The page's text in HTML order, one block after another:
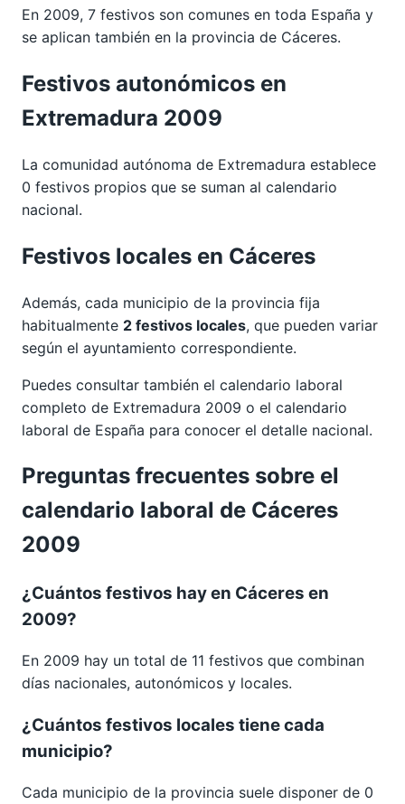
En 2009, 7 festivos son comunes en toda España y
se aplican también en la provincia de Cáceres.
Festivos autonómicos en
Extremadura 2009
La comunidad autónoma de Extremadura establece
0 festivos propios que se suman al calendario
nacional.
Festivos locales en Cáceres
Además, cada municipio de la provincia fija
habitualmente 2 festivos locales, que pueden variar
según el ayuntamiento correspondiente.
Puedes consultar también el calendario laboral
completo de Extremadura 2009 o el calendario
laboral de España para conocer el detalle nacional.
Preguntas frecuentes sobre el
calendario laboral de Cáceres
2009
¿Cuántos festivos hay en Cáceres en
2009?
En 2009 hay un total de 11 festivos que combinan
días nacionales, autonómicos y locales.
¿Cuántos festivos locales tiene cada
municipio?
Cada municipio de la provincia suele disponer de 0